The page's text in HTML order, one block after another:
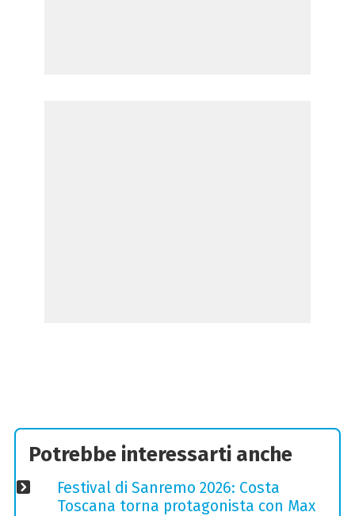
Potrebbe interessarti anche
Festival di Sanremo 2026: Costa
Toscana torna protagonista con Max